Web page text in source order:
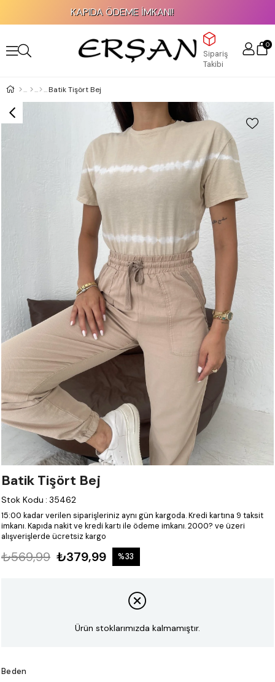
KAPIDA ÖDEME İMKANI!
Sipariş
Takibi
0
Batik Tişört Bej
Batik Tişört Bej
Stok Kodu : 35462
15:00 kadar verilen siparişleriniz aynı gün kargoda.Kredi kartına 9 taksit
imkanı.Kapıda nakit ve kredi kartı ile ödeme imkanı.2000? ve üzeri
alışverişlerde ücretsiz kargo
₺569,99 ₺379,99 %33
Ürün stoklarımızda kalmamıştır.
Beden